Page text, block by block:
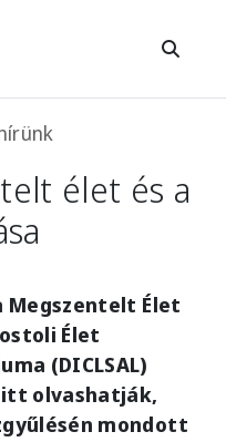
élet és a
Megszentelt Élet
Élet
(DICLSAL)
olvashatják,
mondott